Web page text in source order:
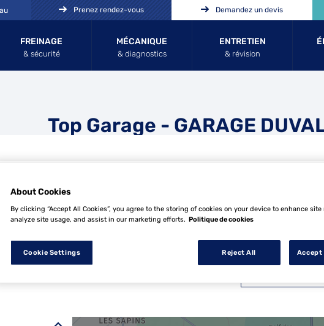
FREINAGE
& sécurité
MÉCANIQUE
& diagnostics
ENTRETIEN
& révision
Prenez rendez-vous Demandez un devis
Top Garage - GARAGE
About Cookies
By clicking “Accept All Cookies”, you agree to the storing of cookies on your device to enhance
analyze site usage, and assist in our marketing efforts. Politique de cookies
Cookie Settings Reject All Accept